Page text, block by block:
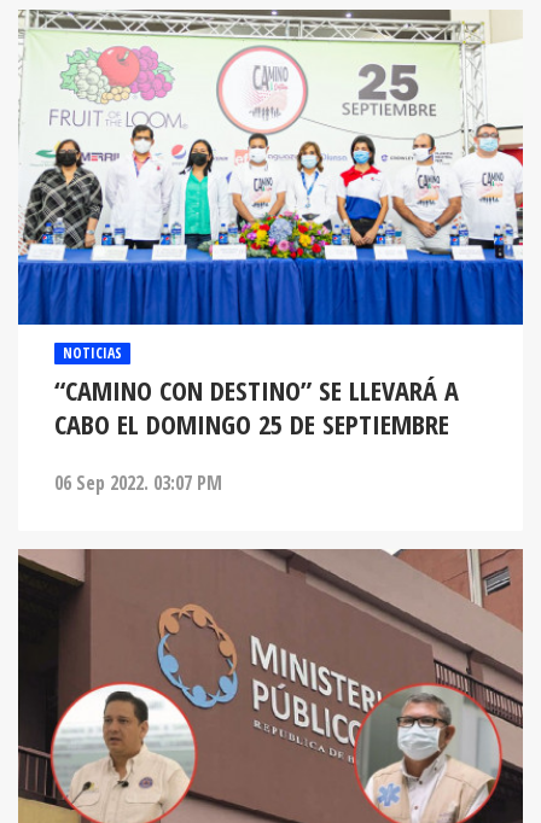
NOTICIAS
“CAMINO CON DESTINO” SE LLEVARÁ A
CABO EL DOMINGO 25 DE SEPTIEMBRE
06 Sep 2022. 03:07 PM